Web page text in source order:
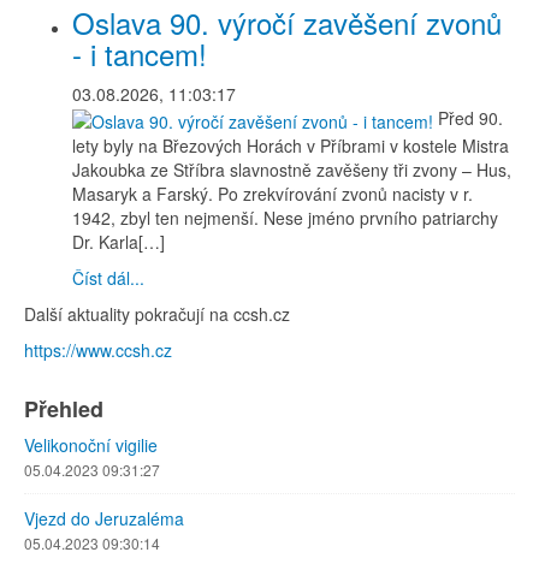
Oslava 90. výročí zavěšení zvonů
- i tancem!
03.08.2026, 11:03:17
Před 90.
lety byly na Březových Horách v Příbrami v kostele Mistra
Jakoubka ze Stříbra slavnostně zavěšeny tři zvony – Hus,
Masaryk a Farský. Po zrekvírování zvonů nacisty v r.
1942, zbyl ten nejmenší. Nese jméno prvního patriarchy
Dr. Karla[…]
Číst dál...
Další aktuality pokračují na ccsh.cz
https://www.ccsh.cz
Přehled
Velikonoční vigilie
05.04.2023 09:31:27
Vjezd do Jeruzaléma
05.04.2023 09:30:14